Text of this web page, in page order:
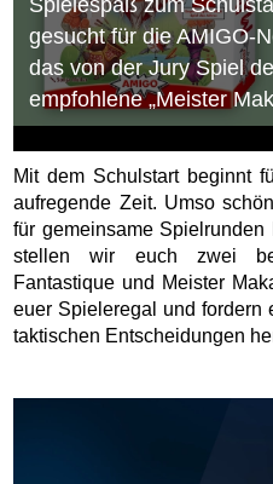
Spielespaß zum
gesucht für die AMIGO-
das von der Jury Spiel
empfohlene „Meister
Mit dem Schulstart beginnt
aufregende Zeit. Umso
für gemeinsame
stellen wir euch zwei
Fantastique und Meister
euer Spieleregal und fordern
taktischen Entscheidungen